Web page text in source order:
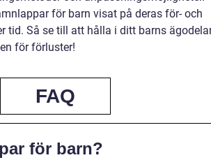
för barn visat på deras för- och
tid. Så se till att hålla i ditt barns
för förluster!
FAQ
för barn?